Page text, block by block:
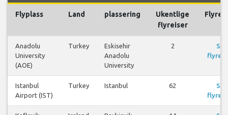
Flyplass Land plassering
Ukentlige
flyreiser
Anadolu
University
(AOE)
Turkey
Eskisehir
Anadolu
University
2
Se
Istanbul
Airport (IST)
Turkey Istanbul 62
Se